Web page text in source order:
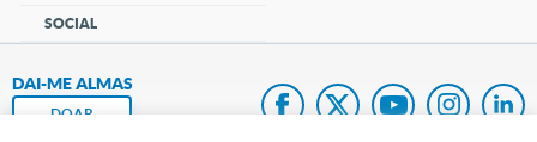
SOCIAL
DAI-ME ALMAS
DOAR